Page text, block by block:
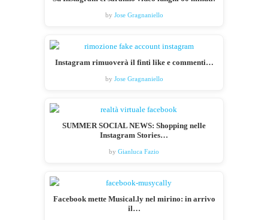
by Jose Gragnaniello
Instagram rimuoverà il finti like e commenti…
by Jose Gragnaniello
SUMMER SOCIAL NEWS: Shopping nelle
Instagram Stories…
by Gianluca Fazio
Facebook mette Musical.ly nel mirino: in arrivo
il…